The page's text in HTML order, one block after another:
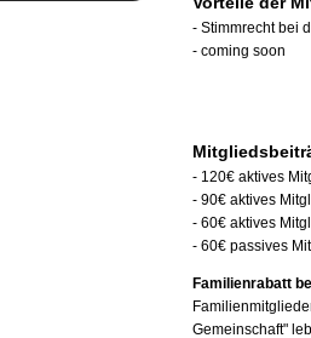
- Stimmrecht bei
- coming soon
- 120€ aktives
- 90€ aktives
- 60€ aktives
- 60€ passives
Familienrabatt
Gemeinschaft"